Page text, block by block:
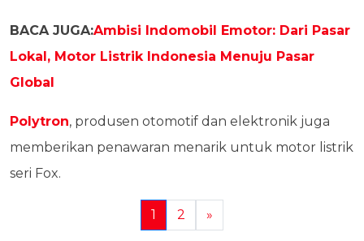
BACA JUGA:Ambisi Indomobil Emotor: Dari Pasar
Lokal, Motor Listrik Indonesia Menuju Pasar
Global
Polytron, produsen otomotif dan elektronik juga
memberikan penawaran menarik untuk motor listrik
seri Fox.
1 2 »